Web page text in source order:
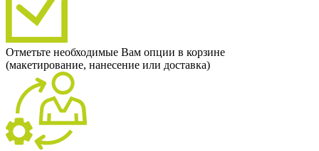
Отметьте необходимые Вам опции в корзине
(макетирование, нанесение или доставка)